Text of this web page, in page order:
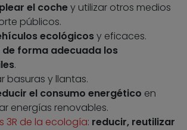
el cochey utilizar otros medios
públicos.
ecológicosy eficaces.
de forma adecuada los
.
basuras y llantas.
el consumo energético en
energías renovables.
3R de la ecología: reducir, reutilizar